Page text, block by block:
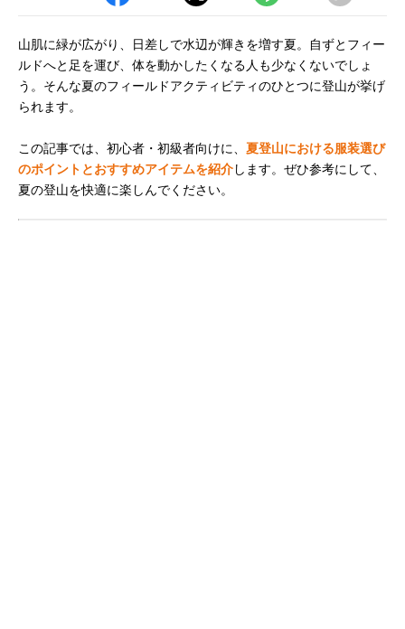
山肌に緑が広がり、日差しで水辺が輝きを増す夏。自ずとフィー
ルドへと足を運び、体を動かしたくなる人も少なくないでしょ
う。そんな夏のフィールドアクティビティのひとつに登山が挙げ
られます。
この記事では、初心者・初級者向けに、 夏登山における服装選び
のポイントとおすすめアイテムを紹介します。ぜひ参考にして、
夏の登山を快適に楽しんでください。